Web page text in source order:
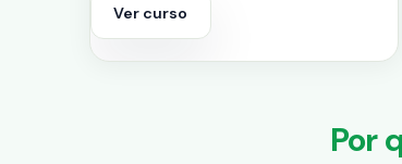
Ver curso
Por